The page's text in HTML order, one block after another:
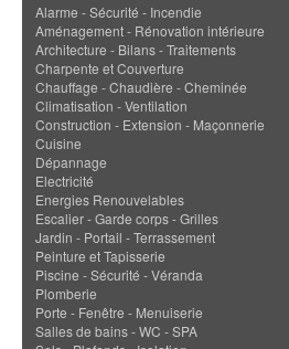
Alarme - Sécurité - Incendie
Aménagement - Rénovation intérieure
Architecture - Bilans - Traitements
Charpente et Couverture
Chauffage - Chaudière - Cheminée
Climatisation - Ventilation
Construction - Extension - Maçonnerie
Cuisine
Dépannage
Electricité
Energies Renouvelables
Escalier - Garde corps - Grilles
Jardin - Portail - Terrassement
Peinture et Tapisserie
Piscine - Sécurité - Véranda
Plomberie
Porte - Fenêtre - Menuiserie
Salles de bains - WC - SPA